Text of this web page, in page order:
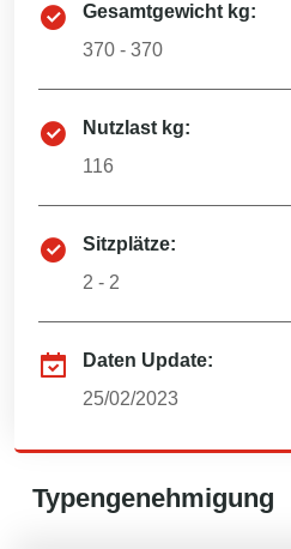
Gesamtgewicht kg:
370 - 370
Nutzlast kg:
116
Sitzplätze:
2 - 2
Daten Update:
25/02/2023
Typengenehmigung